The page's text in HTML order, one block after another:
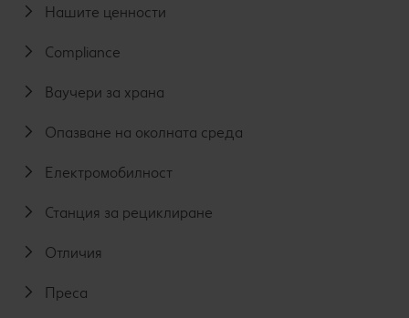
Нашите ценности
Compliance
Ваучери за храна
Опазване на околната среда
Електромобилност
Станция за рециклиране
Отличия
Преса